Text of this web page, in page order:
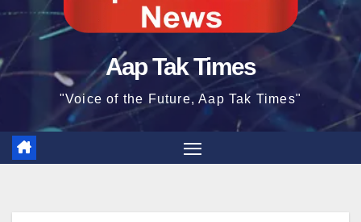
Aap Tak Times
"Voice of the Future, Aap Tak Times"